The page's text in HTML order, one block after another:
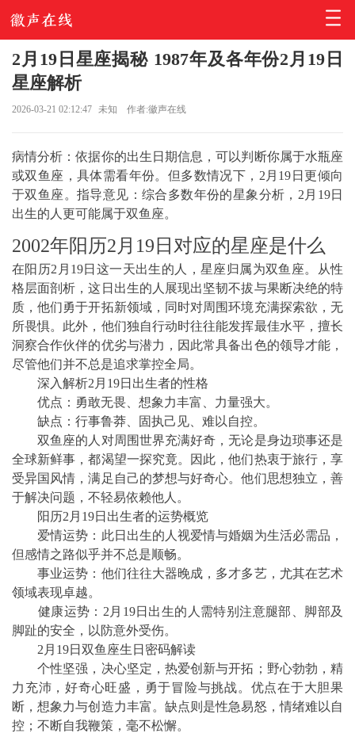
2月19日星座揭秘 1987年及各年份2月19日
星座解析
2026-03-21 02:12:47 未知 作者:徽声在线
病情分析：依据你的出生日期信息，可以判断你属于水瓶座
或双鱼座，具体需看年份。但多数情况下，2月19日更倾向
于双鱼座。指导意见：综合多数年份的星象分析，2月19日
出生的人更可能属于双鱼座。
2002年阳历2月19日对应的星座是什么
在阳历2月19日这一天出生的人，星座归属为双鱼座。从性
格层面剖析，这日出生的人展现出坚韧不拔与果断决绝的特
质，他们勇于开拓新领域，同时对周围环境充满探索欲，无
所畏惧。此外，他们独自行动时往往能发挥最佳水平，擅长
洞察合作伙伴的优劣与潜力，因此常具备出色的领导才能，
尽管他们并不总是追求掌控全局。
深入解析2月19日出生者的性格
优点：勇敢无畏、想象力丰富、力量强大。
缺点：行事鲁莽、固执己见、难以自控。
双鱼座的人对周围世界充满好奇，无论是身边琐事还是
全球新鲜事，都渴望一探究竟。因此，他们热衷于旅行，享
受异国风情，满足自己的梦想与好奇心。他们思想独立，善
于解决问题，不轻易依赖他人。
阳历2月19日出生者的运势概览
爱情运势：此日出生的人视爱情与婚姻为生活必需品，
但感情之路似乎并不总是顺畅。
事业运势：他们往往大器晚成，多才多艺，尤其在艺术
领域表现卓越。
健康运势：2月19日出生的人需特别注意腿部、脚部及
脚趾的安全，以防意外受伤。
2月19日双鱼座生日密码解读
个性坚强，决心坚定，热爱创新与开拓；野心勃勃，精
力充沛，好奇心旺盛，勇于冒险与挑战。优点在于大胆果
断，想象力与创造力丰富。缺点则是性急易怒，情绪难以自
控；不断自我鞭策，毫不松懈。